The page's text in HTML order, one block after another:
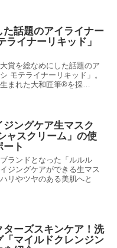
た話題のアイライナー
ライナーリキッド」
賞を総なめにした話題のア
モテライナーリキッド」。
まれた大和匠筆®を採…
ングケア生マスク
ャスクリーム」の使
ート
ランドとなった「ルルル
ジングケアができる生マス
リやツヤのある美肌へと
ターズスキンケア！洗
「マイルドクレンジン